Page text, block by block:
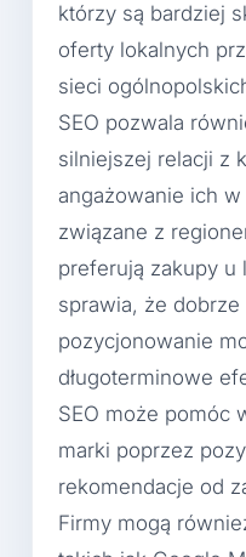
którzy są bardziej
oferty lokalnych
sieci
SEO pozwala
silniejszej relacji z
angażowanie ich w
związane z
preferują zakupy u
sprawia, że
pozycjonowanie
długoterminowe
SEO może pomóc
marki poprzez
rekomendacje od
Firmy mogą